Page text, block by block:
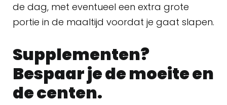
de dag, met eventueel een extra grote
portie in de maaltijd voordat je gaat slapen.
Supplementen?
Bespaar je de moeite en
de centen.